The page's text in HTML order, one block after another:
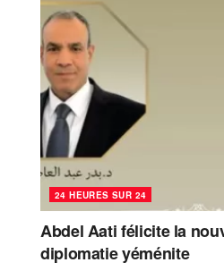
24 HEURES SUR 24
Abdel Aati félicite la
diplomatie yéménite